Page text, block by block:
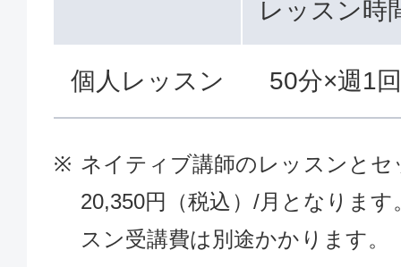
レッスン時
個人レッスン 50分×週1
ネイティブ講師のレッスンと
20,350円（税込）/月となりま
スン受講費は別途かかります。